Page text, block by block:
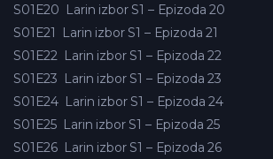
S01E20 Larin izbor S1 – Epizoda 20
S01E21
Larin izbor S1 – Epizoda 21
S01E22 Larin izbor S1 – Epizoda 22
S01E23 Larin izbor S1 – Epizoda 23
S01E24 Larin izbor S1 – Epizoda 24
S01E25 Larin izbor S1 – Epizoda 25
S01E26 Larin izbor S1 – Epizoda 26